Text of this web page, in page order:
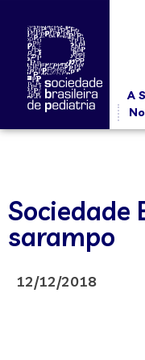
A
Sociedade
sarampo
12/12/2018